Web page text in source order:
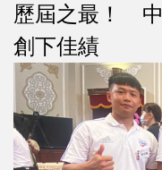
歷屆之最！
創下佳績